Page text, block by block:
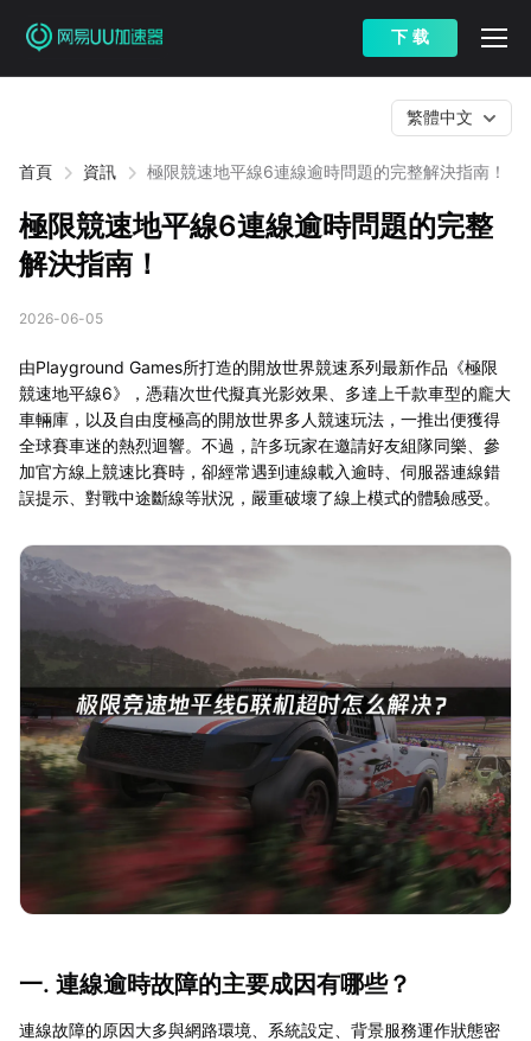
下 载
首頁 資訊 極限競速地平線6連線逾時問題的完整解決指南！
繁體中文
極限競速地平線6連線逾時問題的完整
解決指南！
2026-06-05
由Playground Games所打造的開放世界競速系列最新作品《極限
競速地平線6》，憑藉次世代擬真光影效果、多達上千款車型的龐大
車輛庫，以及自由度極高的開放世界多人競速玩法，一推出便獲得
全球賽車迷的熱烈迴響。不過，許多玩家在邀請好友組隊同樂、參
加官方線上競速比賽時，卻經常遇到連線載入逾時、伺服器連線錯
誤提示、對戰中途斷線等狀況，嚴重破壞了線上模式的體驗感受。
一. 連線逾時故障的主要成因有哪些？
連線故障的原因大多與網路環境、系統設定、背景服務運作狀態密